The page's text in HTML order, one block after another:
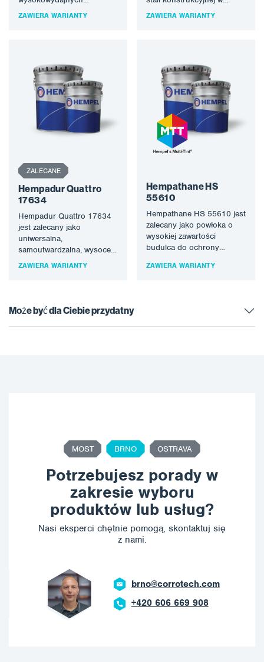
systemach powłokowych,
ZAWIERA WARIANTY
wewnętrznych i
ZAWIERA WARIANTY
ZALECANE
Hempadur Quattro
17634
Hempadur Quattro 17634
jest zalecany jako
uniwersalna,
samoutwardzalna, wysoce
trwała powłoka do
ZAWIERA WARIANTY
Hempathane HS
55610
Hempathane HS 55610 jest
zalecany jako powłoka o
wysokiej zawartości
budulca do ochrony
środowiskach silnie
ZAWIERA WARIANTY
Może być dla Ciebie przydatny
MOST BRNO OSTRAVA
Potrzebujesz porady w
zakresie wyboru
produktów lub usług?
Nasi eksperci chętnie pomogą, skontaktuj się
z nami.
brno@corrotech.com
+420 606 669 908